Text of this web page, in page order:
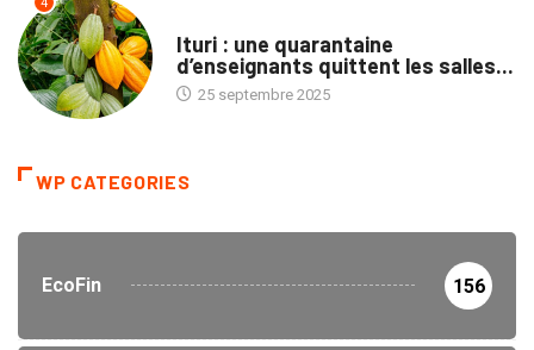
Ituri : une quarantaine
d’enseignants quittent les salles...
25 septembre 2025
WP CATEGORIES
EcoFin 156